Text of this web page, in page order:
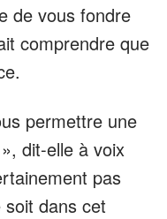
de vous fondre
comprendre que
permettre une
dit-elle à voix
pas
dans cet